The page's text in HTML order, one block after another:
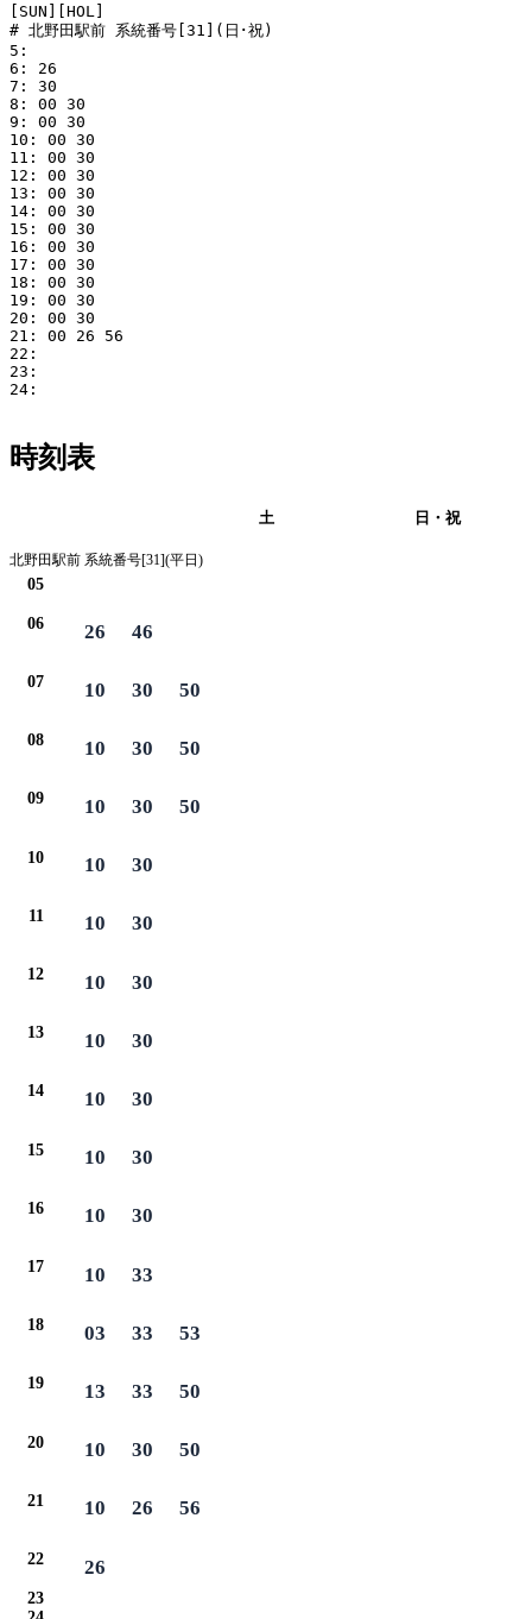
[SUN][HOL]
# 北野田駅前 系統番号[31](日･祝)
5:
6: 26
7: 30
8: 00 30
9: 00 30
10: 00 30
11: 00 30
12: 00 30
13: 00 30
14: 00 30
15: 00 30
16: 00 30
17: 00 30
18: 00 30
19: 00 30
20: 00 30
21: 00 26 56
22:
23:
24:
時刻表
土 日・祝
北野田駅前 系統番号[31](平日)
05
06 26 46
07 10 30 50
08 10 30 50
09 10 30 50
10 10 30
11 10 30
12 10 30
13 10 30
14 10 30
15 10 30
16 10 30
17 10 33
18 03 33 53
19 13 33 50
20 10 30 50
21 10 26 56
22 26
23